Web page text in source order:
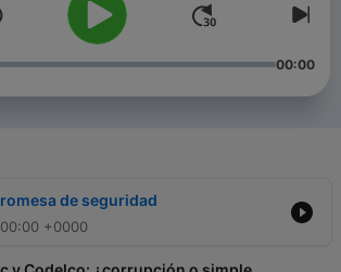
00:00
de seguridad
+0000